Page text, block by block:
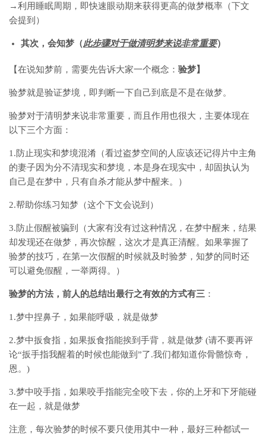
→利用睡眠周期，即快速眼动期来获得更高的做梦概率（下文
会提到）
其次，会知梦（此步骤对于做清明梦来说非常重要）
【在说知梦前，需要先告诉大家一个概念： 验梦】
验梦就是验证梦境，即判断一下自己到底是不是在做梦。
验梦对于清明梦来说非常重要，而且作用也很大，主要体现在
以下三个方面：
1.防止现实和梦境混淆（看过盗梦空间的人应该还记得片中主角
的妻子因为分不清现实和梦境，本是身在现实中，却固执认为
自己是在梦中，只有自杀才能从梦中醒来。）
2.帮助你练习知梦（这个下文会说到）
3.防止假醒被骗到（大家有没有过这种情况，在梦中醒来，结果
却发现还在做梦，再次惊醒，这次才是真正清醒。如果掌握了
验梦的技巧，在第一次假醒的时候就及时验梦，知梦的同时还
可以避免假醒，一举两得。）
验梦的方法，前人的总结出最行之有效的方式有三 ：
1.梦中捏鼻子，如果能呼吸，就是做梦
2.梦中扳食指，如果扳食指能挨到手背，就是做梦 (请不要再评
论“扳手指我醒着的时候也能做到”了.我们都知道你骨骼惊奇，
恩。)
3.梦中咬手指，如果咬手指能完全咬下去，你的上牙和下牙能碰
在一起，就是做梦
注意，每次验梦的时候不要只使用其中一种，最好三种都试一